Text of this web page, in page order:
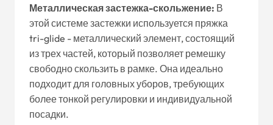
Металлическая застежка-скольжение: В
этой системе застежки используется пряжка
tri-glide - металлический элемент, состоящий
из трех частей, который позволяет ремешку
свободно скользить в рамке. Она идеально
подходит для головных уборов, требующих
более тонкой регулировки и индивидуальной
посадки.